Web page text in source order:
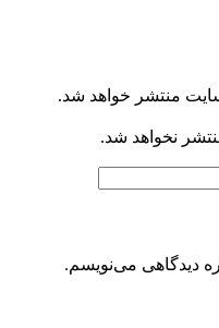
منتشر خواهد شد.
نخواهد شد.
دیدگاهی می‌نویسم.